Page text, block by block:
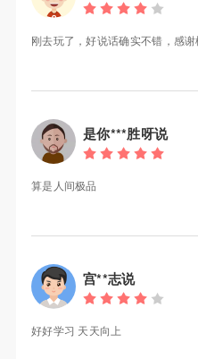
刚去玩了，好说话确实不错，感谢
是你***胜呀说
算是人间极品
宫**志说
好好学习 天天向上